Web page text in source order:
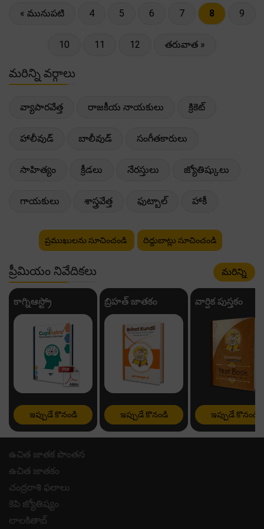
« మునుపటి 4 5 6 7 8 9
10 11 12 తరువాత »
మరిన్ని వర్గాలు
వ్యాపారవేత్త రాజకీయ నాయకులు క్రికెట్
హాలీవుడ్ బాలీవుడ్ సంగీతకారులు
సాహిత్యం క్రీడలు నేరస్తులు జ్యోతిష్కులు
గాయకులు శాస్త్రవేత్త ఫుట్బాల్ హాకీ
ప్రముఖులను సూచించండి దిద్దుబాట్లు సూచించండి
ప్రీమియం నివేదికలు మరిన్ని
కాగ్నిఆస్ట్రో
ఇప్పుడే కొనండి
బ్రిహత్ జాతకం
ఇప్పుడే కొనండి
వార్షిక పుస్తకం
ఇప్పుడే కొనండి
ఉచిత జాతక పొంతన
ఉచిత జాతకం
చంద్రరాశి ఫలాలు
కెపి జ్యోతిష్యం
లాలకితాబ్